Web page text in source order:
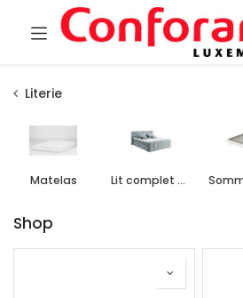
Literie
Matelas Lit complet boxspring
Shop